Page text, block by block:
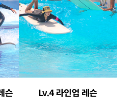
슨 Lv.4 라인업 레슨